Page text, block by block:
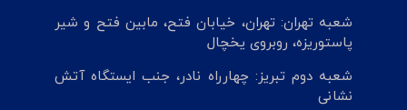
شعبه تهران: تهران، خیابان فتح، مابین فتح و شیر
پاستوریزه، روبروی یخچال
شعبه دوم تبریز: چهارراه نادر، جنب ایستگاه آتش
نشانی